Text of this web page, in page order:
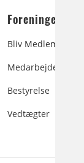
Foreningen:
Bliv Medlem
Medarbejdere
Bestyrelse
Vedtægter